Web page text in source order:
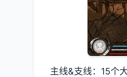
主线&支线：15个